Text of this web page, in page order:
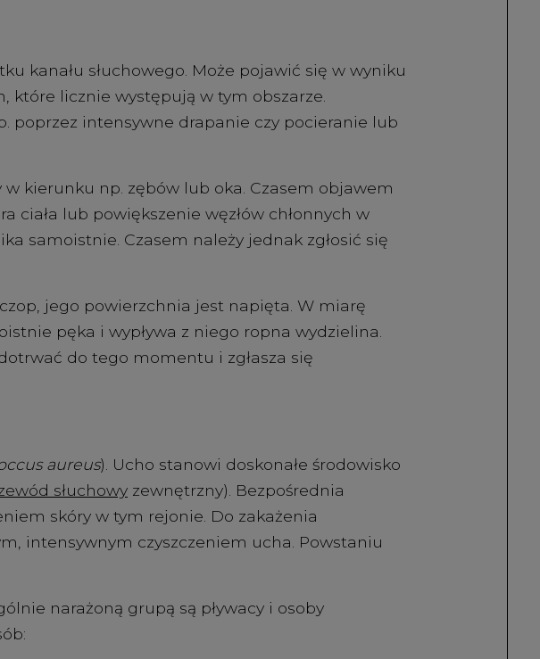
kanału słuchowego. Może pojawić się w wyniku
które licznie występują w tym obszarze.
poprzez intensywne drapanie czy pocieranie lub
kierunku np. zębów lub oka. Czasem objawem
ciała lub powiększenie węzłów chłonnych w
samoistnie. Czasem należy jednak zgłosić się
jego powierzchnia jest napięta. W miarę
pęka i wypływa z niego ropna wydzielina.
do tego momentu i zgłasza się
aureus). Ucho stanowi doskonałe środowisko
słuchowy zewnętrzny). Bezpośrednia
skóry w tym rejonie. Do zakażenia
intensywnym czyszczeniem ucha. Powstaniu
narażoną grupą są pływacy i osoby